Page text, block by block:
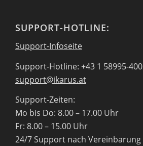
SUPPORT-HOTLINE:
Support-Infoseite
Support-Hotline: +43 1 58995-400
support@ikarus.at
Support-Zeiten:
Mo bis Do: 8.00 – 17.00 Uhr
Fr: 8.00 – 15.00 Uhr
24/7 Support nach Vereinbarung